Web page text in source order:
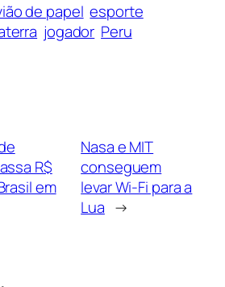
de papel esporte
jogador Peru
R$
em
Nasa e MIT
conseguem
levar Wi-Fi para a
Lua →